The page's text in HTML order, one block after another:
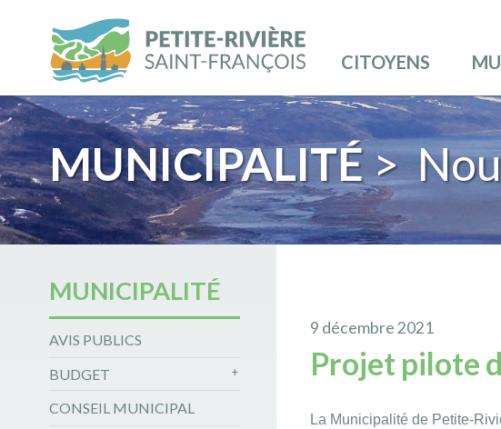
CITOYENS
MUNICIPALITÉ>
MUNICIPALITÉ
AVIS PUBLICS
BUDGET
CONSEIL MUNICIPAL
9 décembre 2021
Projet pilote
La Municipalité de Petite-